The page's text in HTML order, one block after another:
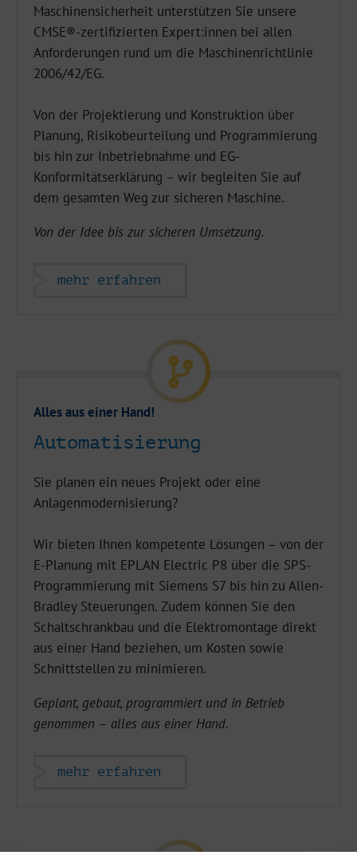
Maschinensicherheit unterstützen Sie unsere
CMSE®-zertifizierten Expert:innen bei allen
Anforderungen rund um die Maschinenrichtlinie
2006/42/EG.
Von der Projektierung und Konstruktion über
Planung, Risikobeurteilung und Programmierung
bis hin zur Inbetriebnahme und EG-
Konformitätserklärung – wir begleiten Sie auf
dem gesamten Weg zur sicheren Maschine.
Von der Idee bis zur sicheren Umsetzung.
mehr erfahren
Alles aus einer Hand!
Automatisierung
Sie planen ein neues Projekt oder eine
Anlagenmodernisierung?
Wir bieten Ihnen kompetente Lösungen – von der
E-Planung mit EPLAN Electric P8 über die SPS-
Programmierung mit Siemens S7 bis hin zu Allen-
Bradley Steuerungen. Zudem können Sie den
Schaltschrankbau und die Elektromontage direkt
aus einer Hand beziehen, um Kosten sowie
Schnittstellen zu minimieren.
Geplant, gebaut, programmiert und in Betrieb
genommen – alles aus einer Hand.
mehr erfahren